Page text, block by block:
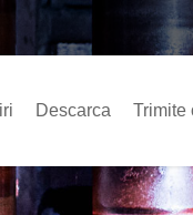
Descarca Trimite